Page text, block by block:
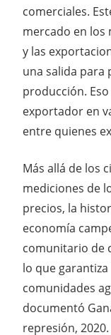
comerciales.
mercado en los
y las
una salida para
producción.
exportador en
entre quienes
Más allá de los
mediciones de
precios, la
economía
comunitario de
lo que
comunidades
documentó
represión,